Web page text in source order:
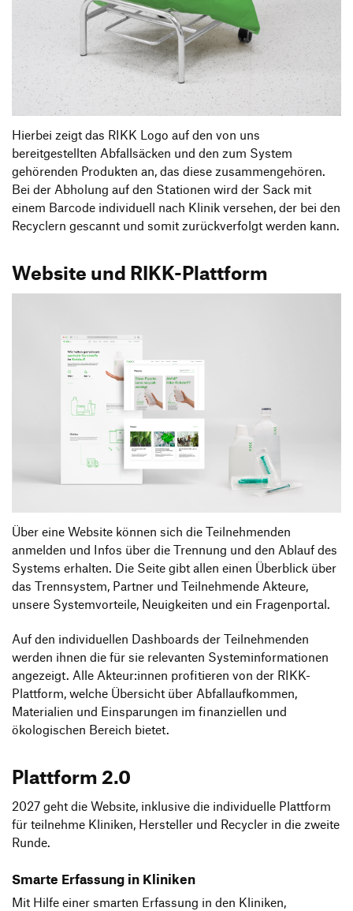
Hierbei zeigt das RIKK Logo auf den von uns
bereitgestellten Abfallsäcken und den zum System
gehörenden Produkten an, das diese zusammengehören.
Bei der Abholung auf den Stationen wird der Sack mit
einem Barcode individuell nach Klinik versehen, der bei den
Recyclern gescannt und somit zurückverfolgt werden kann.
Website und RIKK-Plattform
Über eine Website können sich die Teilnehmenden
anmelden und Infos über die Trennung und den Ablauf des
Systems erhalten. Die Seite gibt allen einen Überblick über
das Trennsystem, Partner und Teilnehmende Akteure,
unsere Systemvorteile, Neuigkeiten und ein Fragenportal.
Auf den individuellen Dashboards der Teilnehmenden
werden ihnen die für sie relevanten Systeminformationen
angezeigt. Alle Akteur:innen profitieren von der RIKK-
Plattform, welche Übersicht über Abfallaufkommen,
Materialien und Einsparungen im finanziellen und
ökologischen Bereich bietet.
Plattform 2.0
2027 geht die Website, inklusive die individuelle Plattform
für teilnehme Kliniken, Hersteller und Recycler in die zweite
Runde.
Smarte Erfassung in Kliniken
Mit Hilfe einer smarten Erfassung in den Kliniken,